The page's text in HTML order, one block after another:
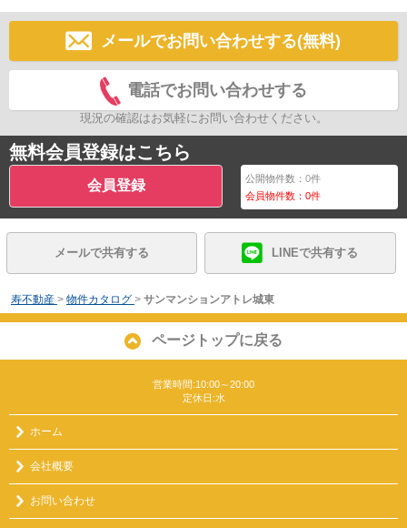
メールでお問い合わせする(無料)
電話でお問い合わせする
現況の確認はお気軽にお問い合わせください。
無料会員登録はこちら
会員登録 公開物件数：0件
会員物件数：0件
メールで共有する LINEで共有する
寿不動産 > 物件カタログ > サンマンションアトレ城東
ページトップに戻る
営業時間:10:00～20:00
定休日:水
ホーム
会社概要
お問い合わせ